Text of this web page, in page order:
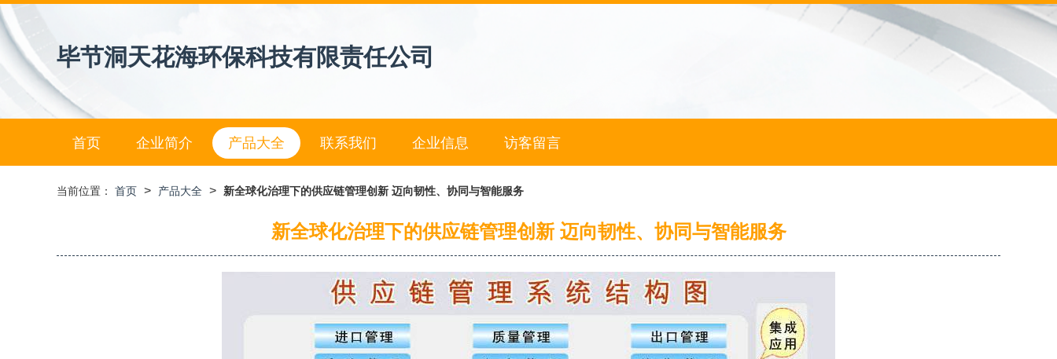
毕节洞天花海环保科技有限责任公司
首页 企业简介 产品大全 联系我们 企业信息 访客留言
当前位置： 首页 > 产品大全 > 新全球化治理下的供应链管理创新 迈向韧性、协同与智能服务
新全球化治理下的供应链管理创新 迈向韧性、协同与智能服务